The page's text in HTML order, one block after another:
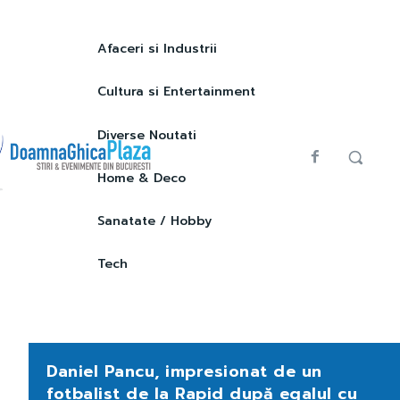
Afaceri si Industrii
Cultura si Entertainment
Diverse Noutati
Home & Deco
Sanatate / Hobby
Tech
Daniel Pancu, impresionat de un
fotbalist de la Rapid după egalul cu